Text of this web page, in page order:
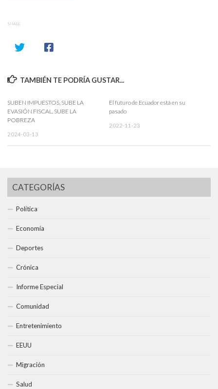
SHARE
TAMBIÉN TE PODRÍA GUSTAR...
SUBEN IMPUESTOS, SUBE LA
EVASIÓN FISCAL, SUBE LA
POBREZA
2024-03-13
El futuro de Ecuador está en su
pasado
2022-11-23
CATEGORÍAS
Política
Economía
Deportes
Crónica
Informe Especial
Comunidad
Entretenimiento
EEUU
Migración
Salud